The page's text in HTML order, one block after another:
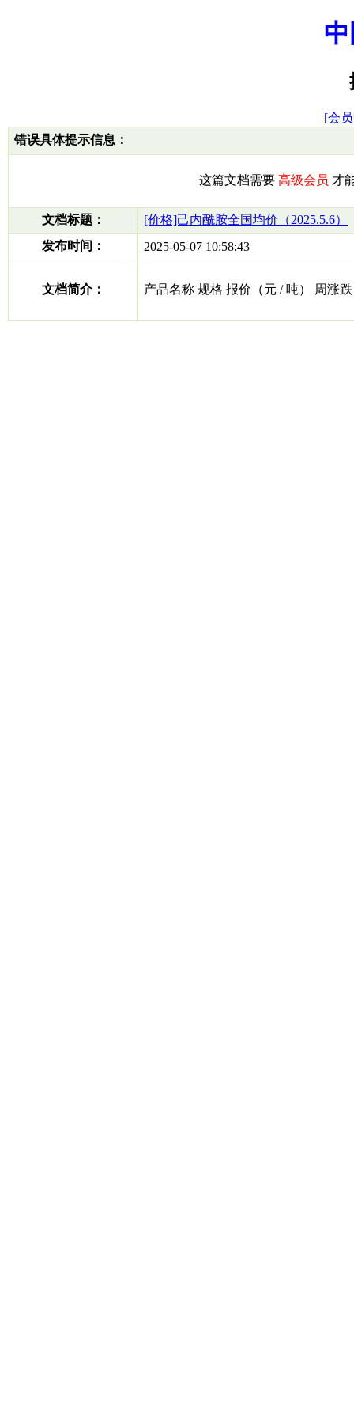
[会
错误具体提示信息：
这篇文档需要 高级会员 才
文档标题：
[价格]己内酰胺全国均价（2025.5.6）
发布时间：
2025-05-07 10:58:43
文档简介： 产品名称 规格 报价（元 / 吨） 周涨